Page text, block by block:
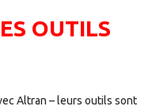
OUTILS
Altran – leurs outils sont